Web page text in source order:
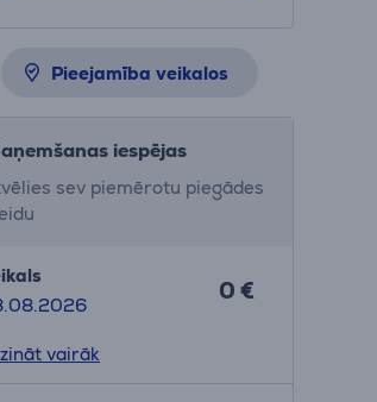
Pieejamība veikalos
iespējas
sev piemērotu piegādes
0 €
vairāk